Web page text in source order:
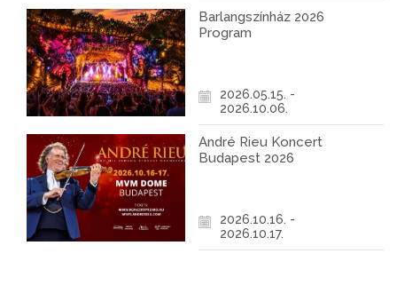
Barlangszínház 2026
Program
2026.05.15. -
2026.10.06.
André Rieu Koncert
Budapest 2026
2026.10.16. -
2026.10.17.